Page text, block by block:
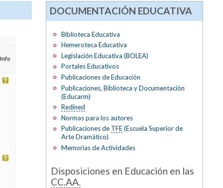
Info
DOCUMENTACIÓN EDUCATIVA
Biblioteca Educativa
Hemeroteca Educativa
Legislación Educativa (BOLEA)
Portales Educativos
Publicaciones de Educación
Publicaciones, Biblioteca y Documentación
(Educarm)
Redined
Normas para los autores
Publicaciones de TFE(Escuela Superior de
Arte Dramático)
Memorias de Actividades
Disposiciones en Educación en las
CC.AA.